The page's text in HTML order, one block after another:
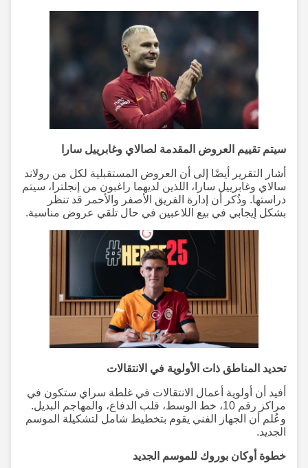
سيتم تقييم العروض المقدمة لصالاي وغابرييل سارا
أشار التقرير أيضًا إلى أن العروض المستقبلية لكل من رولاند
سالاي وغابرييل سارا، اللذين لديهما راغبون من إنجلترا، سيتم
دراستها. وذُكر أن إدارة الفريق الأصفر والأحمر قد تنظر
بشكل إيجابي في بيع اللاعبين في حال تلقي عروض مناسبة.
تحديد المناطق ذات الأولوية في الانتقالات
أفيد أن أولوية أعمال الانتقالات في غلطة سراي ستكون في
مراكز رقم 10، خط الوسط، قلب الدفاع، والمهاجم البديل.
وعُلم أن الجهاز الفني يقوم بتخطيط شامل لتشكيلة الموسم
الجديد.
خطوة أوكان بوروك للموسم الجديد